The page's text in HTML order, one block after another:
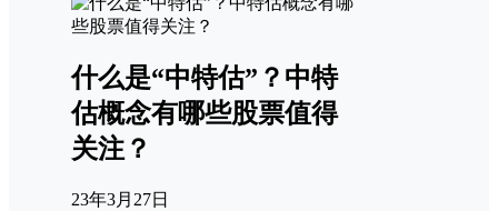
什么是“中特估”？中特
估概念有哪些股票值得
关注？
23年3月27日